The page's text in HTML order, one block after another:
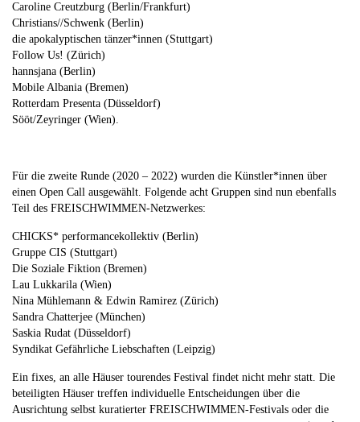
Caroline Creutzburg (Berlin/Frankfurt)
Christians//Schwenk (Berlin)
die apokalyptischen tänzer*innen (Stuttgart)
Follow Us! (Zürich)
hannsjana (Berlin)
Mobile Albania (Bremen)
Rotterdam Presenta (Düsseldorf)
Sööt/Zeyringer (Wien).
Für die zweite Runde (2020 – 2022) wurden die Künstler*innen über
einen Open Call ausgewählt. Folgende acht Gruppen sind nun ebenfalls
Teil des FREISCHWIMMEN-Netzwerkes:
CHICKS* performancekollektiv (Berlin)
Gruppe CIS (Stuttgart)
Die Soziale Fiktion (Bremen)
Lau Lukkarila (Wien)
Nina Mühlemann & Edwin Ramirez (Zürich)
Sandra Chatterjee (München)
Saskia Rudat (Düsseldorf)
Syndikat Gefährliche Liebschaften (Leipzig)
Ein fixes, an alle Häuser tourendes Festival findet nicht mehr statt. Die
beteiligten Häuser treffen individuelle Entscheidungen über die
Ausrichtung selbst kuratierter FREISCHWIMMEN-Festivals oder die